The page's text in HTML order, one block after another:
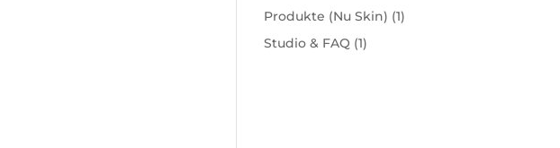
Produkte (Nu Skin) (1)
Studio & FAQ (1)